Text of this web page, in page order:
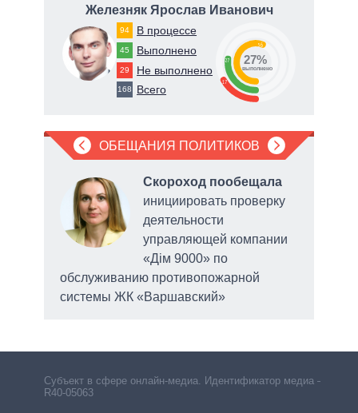
Железняк Ярослав Иванович
94 В процессе
45 Выполнено
29 Не выполнено
168 Всего
17
27
56
27%
выполнено
ОБЕЩАНИЯ ПОЛИТИКОВ
Скороход пообещала
инициировать проверку
деятельности
управляющей компании
«Дім 9000» по
обслуживанию противопожарной
системы ЖК «Варшавский»
Субъект в сфере онлайн-медиа. Идентификатор медиа –
R40-05063